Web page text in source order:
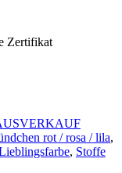
Zertifikat
rot / rosa / lila,
, Stoffe